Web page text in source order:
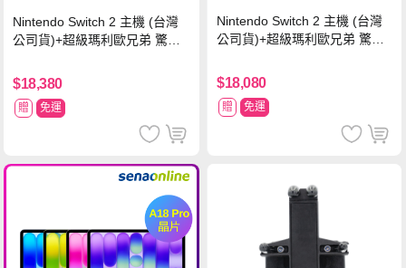
Nintendo Switch 2 主機 (台灣
公司貨)+超級瑪利歐兄弟 驚奇
器
$18,380
贈 免運
Nintendo Switch 2 主機 (台灣
公司貨)+超級瑪利歐兄弟 驚奇
球 狂熱 中文版
$18,080
贈 免運